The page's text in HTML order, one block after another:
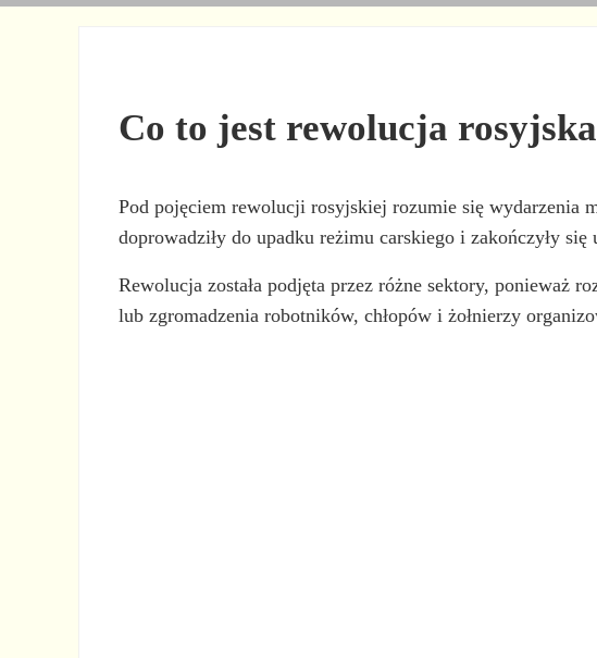
Co to jest rewolucja
Pod pojęciem rewolucji rosyjskiej rozumie się wydarzenia
doprowadziły do upadku reżimu carskiego i zakończyły
Rewolucja została podjęta przez różne sektory, ponieważ
lub zgromadzenia robotników, chłopów i żołnierzy